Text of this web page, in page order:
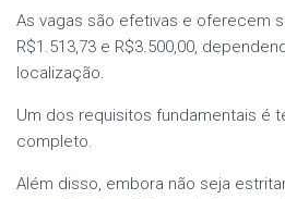
As vagas são efetivas e oferecem
R$1.513,73 e R$3.500,00,
localização.
Um dos requisitos fundamentais é
completo.
Além disso, embora não seja